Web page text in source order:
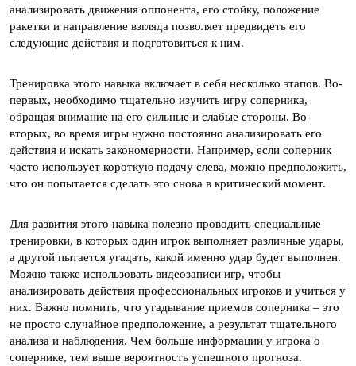
анализировать движения оппонента, его стойку, положение
ракетки и направление взгляда позволяет предвидеть его
следующие действия и подготовиться к ним.
Тренировка этого навыка включает в себя несколько этапов. Во-
первых, необходимо тщательно изучить игру соперника,
обращая внимание на его сильные и слабые стороны. Во-
вторых, во время игры нужно постоянно анализировать его
действия и искать закономерности. Например, если соперник
часто использует короткую подачу слева, можно предположить,
что он попытается сделать это снова в критический момент.
Для развития этого навыка полезно проводить специальные
тренировки, в которых один игрок выполняет различные удары,
а другой пытается угадать, какой именно удар будет выполнен.
Можно также использовать видеозаписи игр, чтобы
анализировать действия профессиональных игроков и учиться у
них. Важно помнить, что угадывание приемов соперника – это
не просто случайное предположение, а результат тщательного
анализа и наблюдения. Чем больше информации у игрока о
сопернике, тем выше вероятность успешного прогноза.